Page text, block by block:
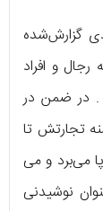
گزارش‌شده
رجال و افراد
. در ضمن در
تجارتش تا
می‌برد و می‌
نوشیدنی